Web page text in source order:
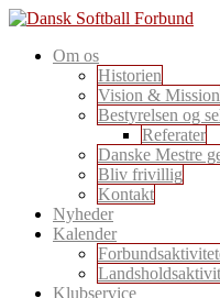
Skip
content
Dansk Softball Forbund
En sport for alle
Om os
Historien
Vision & Mission
Bestyrelsen og
Referater
Danske Mestre
Bliv frivillig
Kontakt
Nyheder
Kalender
Klubservice